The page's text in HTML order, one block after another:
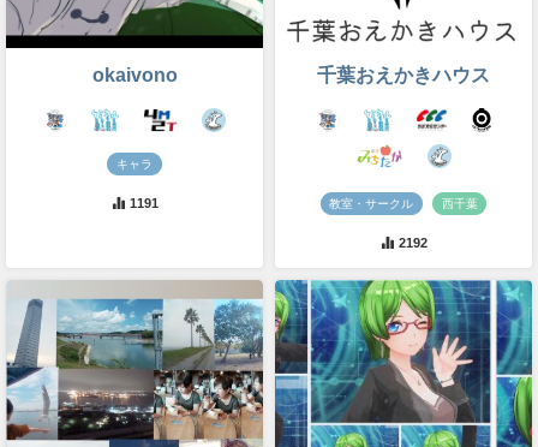
okaivono
キャラ
1191
千葉おえかきハウス
教室・サークル 西千葉
2192